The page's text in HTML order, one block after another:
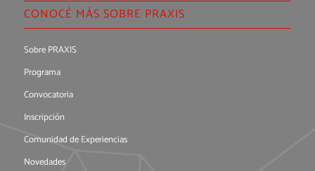
CONOCÉ MÁS SOBRE PRAXIS
Sobre PRAXIS
Programa
Convocatoria
Inscripción
Comunidad de Experiencias
Novedades